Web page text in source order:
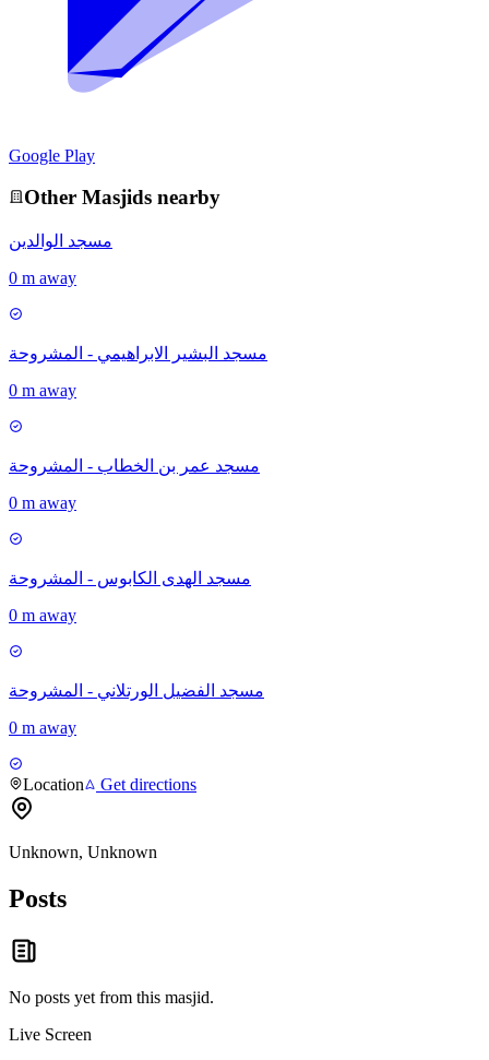
Google Play
Other Masjids nearby
مسجد الوالدين
0 m away
مسجد البشير الابراهيمي - المشروحة
0 m away
مسجد عمر بن الخطاب - المشروحة
0 m away
مسجد الهدى الكابوس - المشروحة
0 m away
مسجد الفضيل الورتلاني - المشروحة
0 m away
Location Get directions
Unknown, Unknown
Posts
No posts yet from this masjid.
Live Screen